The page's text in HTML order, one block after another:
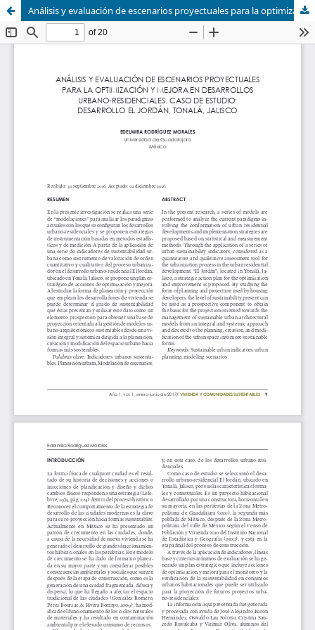
Análisis y evaluación de escenarios proyectuales para la optimización y mejora en desarrollos urbano-residenciales. Caso de estudio: desarrollo El Jordán, Tonalá, Jalisco